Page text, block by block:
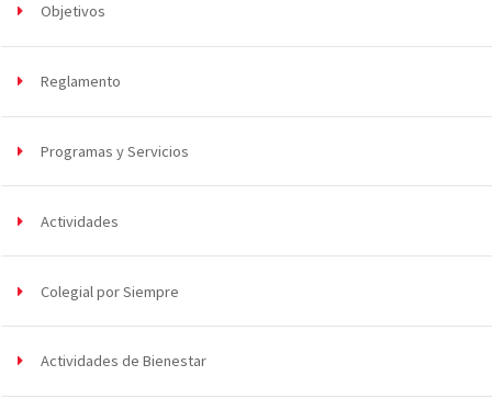
Objetivos
Reglamento
Programas y Servicios
Actividades
Colegial por Siempre
Actividades de Bienestar